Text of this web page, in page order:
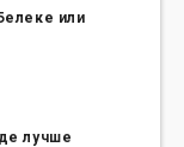
или
лучше